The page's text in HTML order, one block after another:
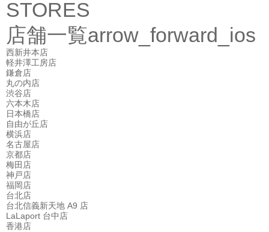
STORES
店舗一覧arrow_forward_ios
西新井本店
軽井澤工房店
鎌倉店
丸の内店
渋谷店
六本木店
日本橋店
自由が丘店
横浜店
名古屋店
京都店
梅田店
神戸店
福岡店
台北店
台北信義新天地 A9 店
LaLaport 台中店
香港店